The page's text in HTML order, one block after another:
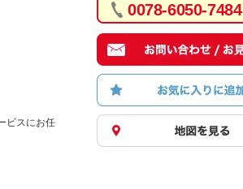
ビスにお任
0078-6050-7484